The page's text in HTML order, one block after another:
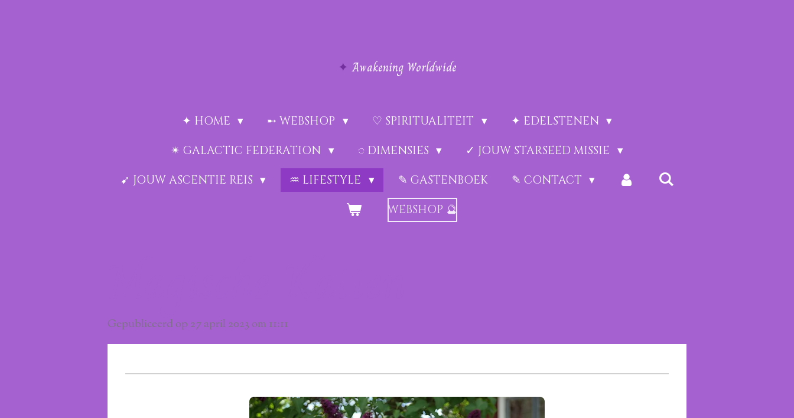
✦ Awakening Worldwide
✦ HOME ➸ WEBSHOP ♡ SPIRITUALITEIT
✦ EDELSTENEN
✴︎ GALACTIC FEDERATION
◌ DIMENSIES
✓ JOUW STARSEED MISSIE
➹ JOUW ASCENTIE REIS
♒︎ LIFESTYLE ✎ GASTENBOEK
✎ CONTACT
WEBSHOP 🔮
Gepubliceerd op 27 april 2023 om 11:11